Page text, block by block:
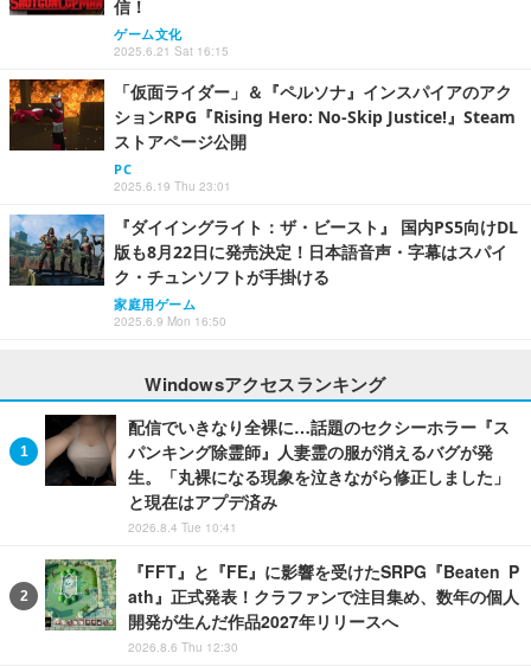
信！
ゲーム文化
2025.6.21 Sat 16:15
「仮面ライダー」＆『ペルソナ』インスパイアのアク
ションRPG『Rising Hero: No-Skip Justice!』Steam
ストアページ公開
PC
2025.6.19 Thu 23:01
『ダイイングライト：ザ・ビースト』 国内PS5向けDL
版も8月22日に発売決定！日本語音声・字幕はスパイ
ク・チュンソフトが手掛ける
家庭用ゲーム
2025.6.9 Mon 16:50
Windowsアクセスランキング
配信でいきなり全裸に…話題のセクシーホラー『ス
パンキング除霊師』人妻霊の服が消えるバグが発
生。「丸裸になる現象を泣きながら修正しました」
と現在はアプデ済み
2026.8.4 Tue 10:41
『FFT』と『FE』に影響を受けたSRPG『Beaten P
ath』正式発表！クラファンで注目集め、数年の個人
開発が生んだ作品2027年リリースへ
2026.8.6 Thu 12:30